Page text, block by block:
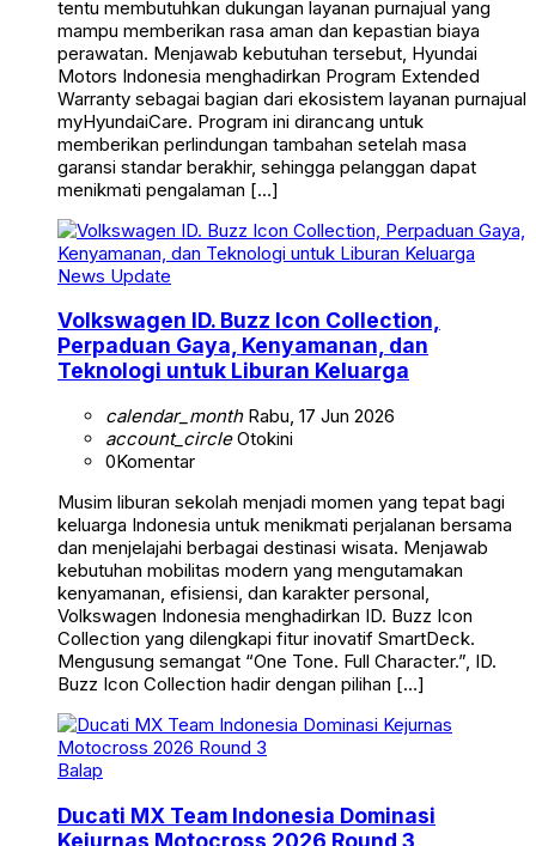
tentu membutuhkan dukungan layanan purnajual yang
mampu memberikan rasa aman dan kepastian biaya
perawatan. Menjawab kebutuhan tersebut, Hyundai
Motors Indonesia menghadirkan Program Extended
Warranty sebagai bagian dari ekosistem layanan purnajual
myHyundaiCare. Program ini dirancang untuk
memberikan perlindungan tambahan setelah masa
garansi standar berakhir, sehingga pelanggan dapat
menikmati pengalaman […]
News Update
Volkswagen ID. Buzz Icon Collection,
Perpaduan Gaya, Kenyamanan, dan
Teknologi untuk Liburan Keluarga
calendar_monthRabu, 17 Jun 2026
account_circleOtokini
0Komentar
Musim liburan sekolah menjadi momen yang tepat bagi
keluarga Indonesia untuk menikmati perjalanan bersama
dan menjelajahi berbagai destinasi wisata. Menjawab
kebutuhan mobilitas modern yang mengutamakan
kenyamanan, efisiensi, dan karakter personal,
Volkswagen Indonesia menghadirkan ID. Buzz Icon
Collection yang dilengkapi fitur inovatif SmartDeck.
Mengusung semangat “One Tone. Full Character.”, ID.
Buzz Icon Collection hadir dengan pilihan […]
Balap
Ducati MX Team Indonesia Dominasi
Kejurnas Motocross 2026 Round 3